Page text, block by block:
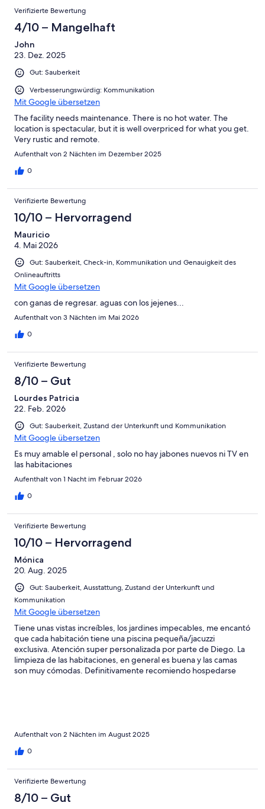
Verifizierte Bewertung
4/10 – Mangelhaft
John
23. Dez. 2025
Gut: Sauberkeit
Verbesserungswürdig: Kommunikation
Mit Google übersetzen
The facility needs maintenance. There is no hot water. The
location is spectacular, but it is well overpriced for what you get.
Very rustic and remote.
Aufenthalt von 2 Nächten im Dezember 2025
0
Verifizierte Bewertung
10/10 – Hervorragend
Mauricio
4. Mai 2026
Gut: Sauberkeit, Check-in, Kommunikation und Genauigkeit des
Onlineauftritts
Mit Google übersetzen
con ganas de regresar. aguas con los jejenes...
Aufenthalt von 3 Nächten im Mai 2026
0
Verifizierte Bewertung
8/10 – Gut
Lourdes Patricia
22. Feb. 2026
Gut: Sauberkeit, Zustand der Unterkunft und Kommunikation
Mit Google übersetzen
Es muy amable el personal , solo no hay jabones nuevos ni TV en
las habitaciones
Aufenthalt von 1 Nacht im Februar 2026
0
Verifizierte Bewertung
10/10 – Hervorragend
Mónica
20. Aug. 2025
Gut: Sauberkeit, Ausstattung, Zustand der Unterkunft und
Kommunikation
Mit Google übersetzen
Tiene unas vistas increíbles, los jardines impecables, me encantó
que cada habitación tiene una piscina pequeña/jacuzzi
exclusiva. Atención super personalizada por parte de Diego. La
limpieza de las habitaciones, en general es buena y las camas
son muy cómodas. Definitivamente recomiendo hospedarse
Aufenthalt von 2 Nächten im August 2025
0
Verifizierte Bewertung
8/10 – Gut